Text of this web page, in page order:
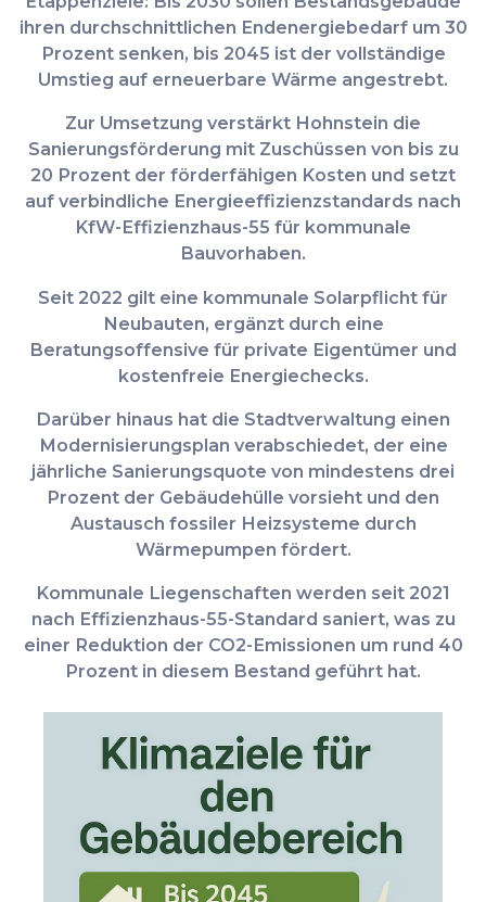
ihren durchschnittlichen Endenergiebedarf um 30
Prozent senken, bis 2045 ist der vollständige
Umstieg auf erneuerbare Wärme angestrebt.
Zur Umsetzung verstärkt Hohnstein die
Sanierungsförderung mit Zuschüssen von bis zu
20 Prozent der förderfähigen Kosten und setzt
auf verbindliche Energieeffizienzstandards nach
KfW-Effizienzhaus-55 für kommunale
Bauvorhaben.
Seit 2022 gilt eine kommunale Solarpflicht für
Neubauten, ergänzt durch eine
Beratungsoffensive für private Eigentümer und
kostenfreie Energiechecks.
Darüber hinaus hat die Stadtverwaltung einen
Modernisierungsplan verabschiedet, der eine
jährliche Sanierungsquote von mindestens drei
Prozent der Gebäudehülle vorsieht und den
Austausch fossiler Heizsysteme durch
Wärmepumpen fördert.
Kommunale Liegenschaften werden seit 2021
nach Effizienzhaus-55-Standard saniert, was zu
einer Reduktion der CO2-Emissionen um rund 40
Prozent in diesem Bestand geführt hat.